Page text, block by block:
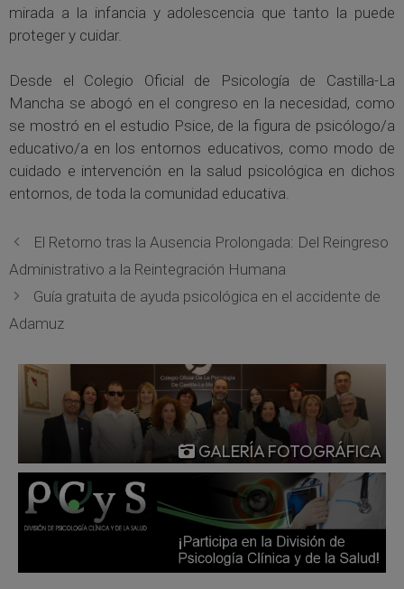
mirada a la infancia y adolescencia que tanto la puede
proteger y cuidar.
Desde el Colegio Oficial de Psicología de Castilla-La
Mancha se abogó en el congreso en la necesidad, como
se mostró en el estudio Psice, de la figura de psicólogo/a
educativo/a en los entornos educativos, como modo de
cuidado e intervención en la salud psicológica en dichos
entornos, de toda la comunidad educativa.
El Retorno tras la Ausencia Prolongada: Del Reingreso
Administrativo a la Reintegración Humana
Guía gratuita de ayuda psicológica en el accidente de
Adamuz
GALERÍA FOTOGRÁFICA